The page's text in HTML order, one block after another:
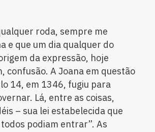
roda, sempre me
e que um dia qualquer do
da expressão, hoje
confusão. A Joana em questão
14, em 1346, fugiu para
Lá, entre as coisas,
– sua lei estabelecida que
podiam entrar”. As